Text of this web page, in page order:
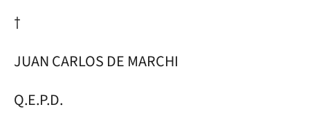
†
JUAN CARLOS DE MARCHI
Q.E.P.D.